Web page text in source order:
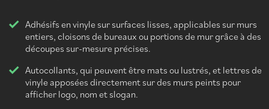
Adhésifs en vinyle sur surfaces lisses, applicables sur murs
entiers, cloisons de bureaux ou portions de mur grâce à des
découpes sur-mesure précises.
Autocollants, qui peuvent être mats ou lustrés, et lettres de
vinyle apposées directement sur des murs peints pour
afficher logo, nom et slogan.